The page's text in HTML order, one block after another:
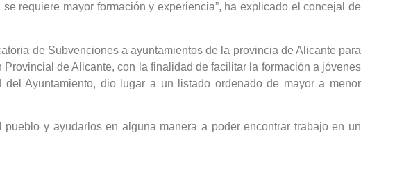
requiere mayor formación y experiencia”, ha explicado el concejal de
de Subvenciones a ayuntamientos de la provincia de Alicante para
de Alicante, con la finalidad de facilitar la formación a jóvenes
Ayuntamiento, dio lugar a un listado ordenado de mayor a menor
y ayudarlos en alguna manera a poder encontrar trabajo en un